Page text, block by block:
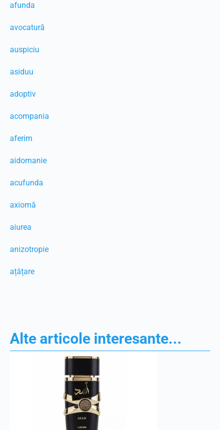
afunda
avocatură
auspiciu
asiduu
adoptiv
acompania
aferim
aidomanie
acufunda
axiomă
aiurea
anizotropie
ațâțare
Alte articole interesante...